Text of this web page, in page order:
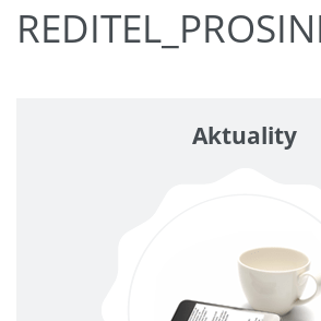
Aktuality